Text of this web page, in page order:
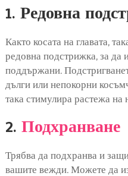
1. Редовна
Както косата на главата,
редовна подстрижка, за да
поддържани.
дълги или непокорни
така стимулира растежа на
2.Подхранване
Трябва да подхранва и
вашите вежди. Можете да